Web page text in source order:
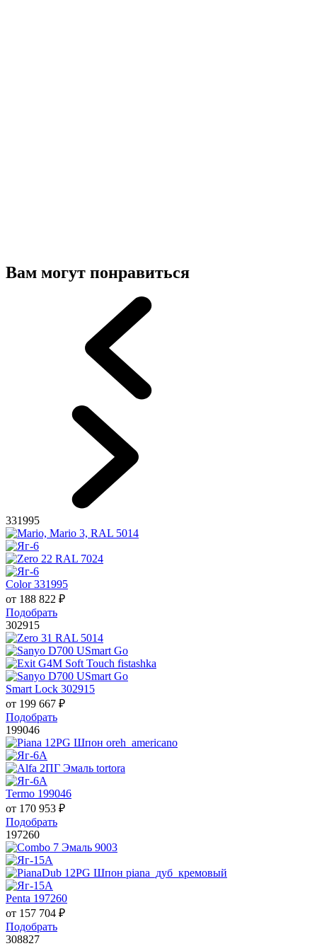
Вам могут понравиться
331995
Color 331995
от 188 822 ₽
Подобрать
302915
Smart Lock 302915
от 199 667 ₽
Подобрать
199046
Termo 199046
от 170 953 ₽
Подобрать
197260
Penta 197260
от 157 704 ₽
Подобрать
308827